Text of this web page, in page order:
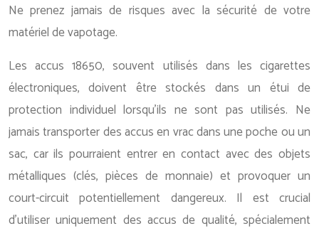
Ne prenez jamais de risques avec la sécurité de votre
matériel de vapotage.
Les accus 18650, souvent utilisés dans les cigarettes
électroniques, doivent être stockés dans un étui de
protection individuel lorsqu’ils ne sont pas utilisés. Ne
jamais transporter des accus en vrac dans une poche ou un
sac, car ils pourraient entrer en contact avec des objets
métalliques (clés, pièces de monnaie) et provoquer un
court-circuit potentiellement dangereux. Il est crucial
d’utiliser uniquement des accus de qualité, spécialement